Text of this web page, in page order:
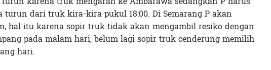
turun dari truk kira-kira pukul 18:00. Di Semarang P akan
hal itu karena sopir truk tidak akan mengambil resiko dengan
pada malam hari, belum lagi sopir truk cenderung memilih
hari.